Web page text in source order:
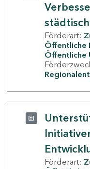
Förderart:
Öffentliche
Öffentliche
Förderart: